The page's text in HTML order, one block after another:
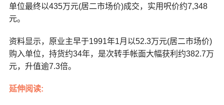
单位最终以435万元(居二市场价)成交，实用呎价约7,348
元。
资料显示，原业主早于1991年1月以52.3万元(居二市场价)
购入单位，持货约34年，是次转手帐面大幅获利约382.7万
元，升值逾7.3倍。
延伸阅读: